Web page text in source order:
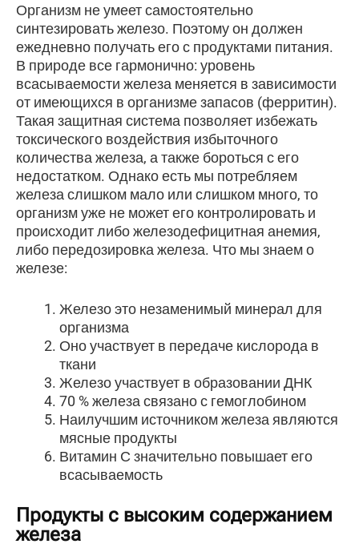
Организм не умеет самостоятельно
синтезировать железо. Поэтому он должен
ежедневно получать его с продуктами питания.
В природе все гармонично: уровень
всасываемости железа меняется в зависимости
от имеющихся в организме запасов (ферритин).
Такая защитная система позволяет избежать
токсического воздействия избыточного
количества железа, а также бороться с его
недостатком. Однако есть мы потребляем
железа слишком мало или слишком много, то
организм уже не может его контролировать и
происходит либо железодефицитная анемия,
либо передозировка железа. Что мы знаем о
железе:
Железо это незаменимый минерал для
организма
Оно участвует в передаче кислорода в
ткани
Железо участвует в образовании ДНК
70 % железа связано с гемоглобином
Наилучшим источником железа являются
мясные продукты
Витамин С значительно повышает его
всасываемость
Продукты с высоким содержанием
железа